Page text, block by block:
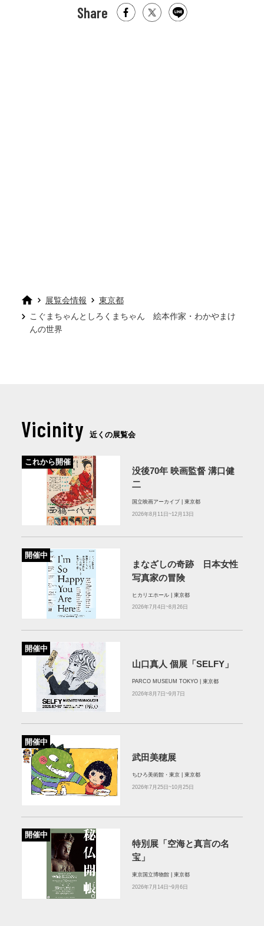
Share
展覧会情報
東京都
こぐまちゃんとしろくまちゃん 絵本作家・わかやまけ
んの世界
Vicinity 近くの展覧会
これから開催
没後70年 映画監督 溝口健
二
国立映画アーカイブ | 東京都
2026年8月11日~12月13日
開催中
まなざしの奇跡 日本女性
写真家の冒険
ヒカリエホール | 東京都
2026年7月4日~8月26日
開催中
山口真人 個展「SELFY」
PARCO MUSEUM TOKYO | 東京都
2026年8月7日~9月7日
開催中
武田美穂展
ちひろ美術館・東京 | 東京都
2026年7月25日~10月25日
開催中
特別展「空海と真言の名
宝」
東京国立博物館 | 東京都
2026年7月14日~9月6日